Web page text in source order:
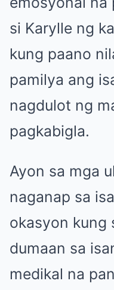
si Karylle ng
kung paano
pamilya ang
nagdulot ng
pagkabigla.
Ayon sa mga
naganap sa
okasyon kung
dumaan sa
medikal na